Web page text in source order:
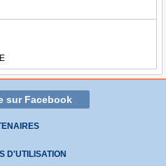
sur Facebook
D'UTILISATION